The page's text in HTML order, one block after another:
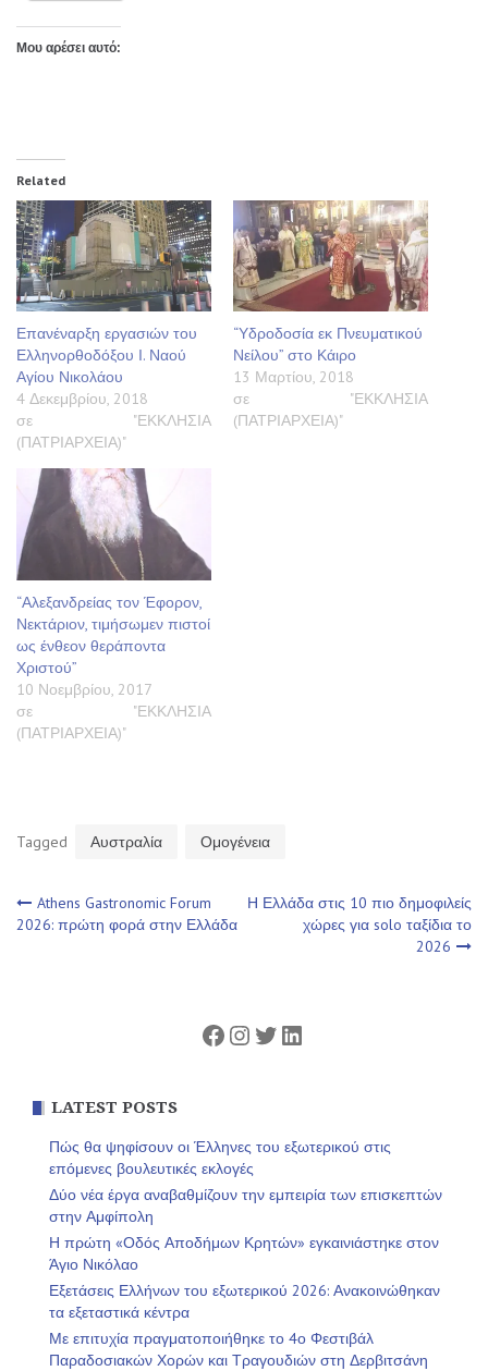
Μου αρέσει αυτό:
Related
Επανέναρξη εργασιών του
Ελληνορθοδόξου Ι. Ναού
Αγίου Νικολάου
4 Δεκεμβρίου, 2018
σε "ΕΚΚΛΗΣΙΑ
(ΠΑΤΡΙΑΡΧΕΙΑ)"
“Υδροδοσία εκ Πνευματικού
Νείλου” στο Κάιρο
13 Μαρτίου, 2018
σε "ΕΚΚΛΗΣΙΑ
(ΠΑΤΡΙΑΡΧΕΙΑ)"
“Αλεξανδρείας τον Έφορον,
Νεκτάριον, τιμήσωμεν πιστοί
ως ένθεον θεράποντα
Χριστού”
10 Νοεμβρίου, 2017
σε "ΕΚΚΛΗΣΙΑ
(ΠΑΤΡΙΑΡΧΕΙΑ)"
Tagged Αυστραλία Ομογένεια
Πλοήγηση
Athens Gastronomic Forum
2026: πρώτη φορά στην Ελλάδα
Η Ελλάδα στις 10 πιο δημοφιλείς
χώρες για solo ταξίδια το
2026
Facebook
Instagram
Twitter
Linkedin
LATEST POSTS
Πώς θα ψηφίσουν οι Έλληνες του εξωτερικού στις
επόμενες βουλευτικές εκλογές
Δύο νέα έργα αναβαθμίζουν την εμπειρία των επισκεπτών
στην Αμφίπολη
Η πρώτη «Οδός Αποδήμων Κρητών» εγκαινιάστηκε στον
Άγιο Νικόλαο
Εξετάσεις Ελλήνων του εξωτερικού 2026: Ανακοινώθηκαν
τα εξεταστικά κέντρα
Με επιτυχία πραγματοποιήθηκε το 4ο Φεστιβάλ
Παραδοσιακών Χορών και Τραγουδιών στη Δερβιτσάνη